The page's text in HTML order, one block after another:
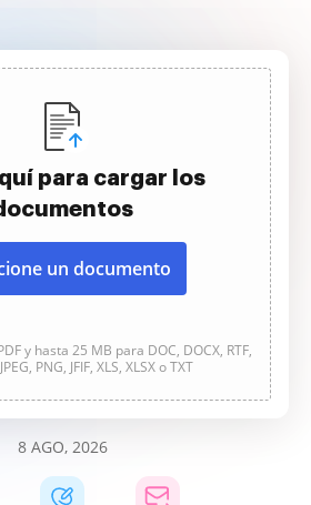
para cargar los
un documento
y hasta 25 MB para DOC, DOCX, RTF,
PNG, JFIF, XLS, XLSX o TXT
8 AGO, 2026